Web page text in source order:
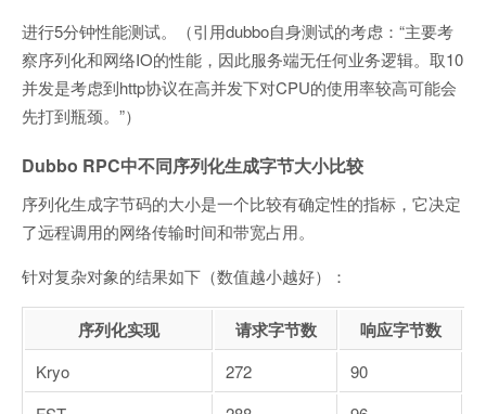
进行5分钟性能测试。（引用dubbo自身测试的考虑：“主要考
察序列化和网络IO的性能，因此服务端无任何业务逻辑。取10
并发是考虑到http协议在高并发下对CPU的使用率较高可能会
先打到瓶颈。”）
Dubbo RPC中不同序列化生成字节大小比较
序列化生成字节码的大小是一个比较有确定性的指标，它决定
了远程调用的网络传输时间和带宽占用。
针对复杂对象的结果如下（数值越小越好）：
序列化实现 请求字节数 响应字节数
Kryo 272
90